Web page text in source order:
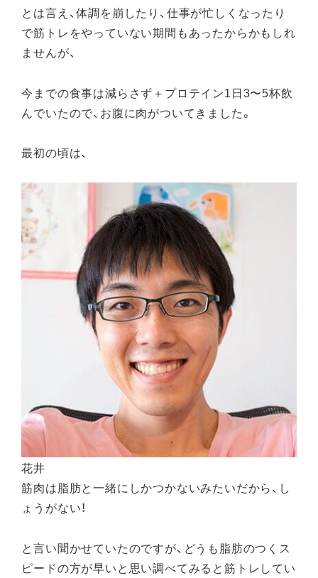
とは言え、体調を崩したり、仕事が忙しくなったり
で筋トレをやっていない期間もあったからかもしれ
ませんが、
今までの食事は減らさず＋プロテイン1日3〜5杯飲
んでいたので、お腹に肉がついてきました。
最初の頃は、
花井
筋肉は脂肪と一緒にしかつかないみたいだから、し
ょうがない！
と言い聞かせていたのですが、どうも脂肪のつくス
ピードの方が早いと思い調べてみると筋トレしてい